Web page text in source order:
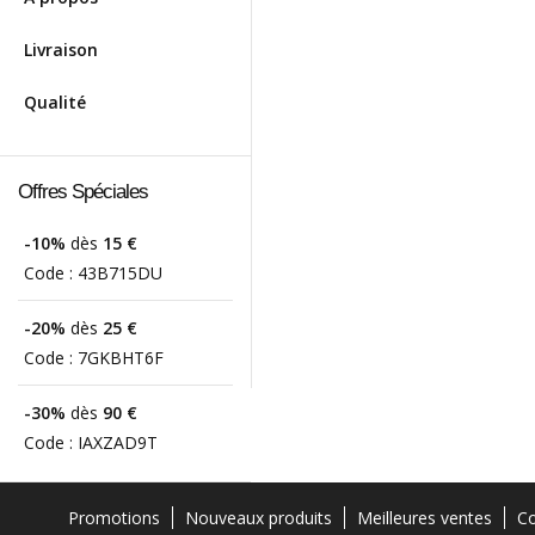
Livraison
Qualité
Offres Spéciales
-10% dès 15 €
Code : 43B715DU
-20% dès 25 €
Code : 7GKBHT6F
-30% dès 90 €
Code : IAXZAD9T
Promotions Nouveaux produits Meilleures ventes